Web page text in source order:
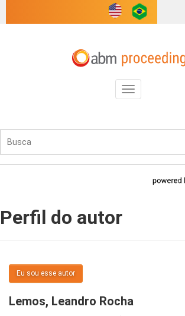
Toggle
navigation
Perfil do autor
Eu sou esse autor
Lemos, Leandro Rocha